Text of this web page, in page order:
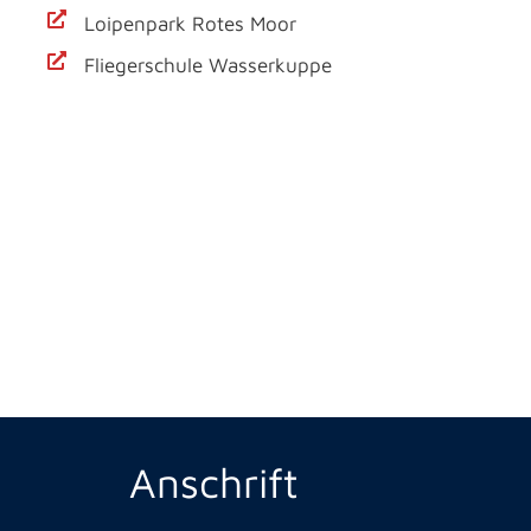
Loipenpark Rotes Moor
Fliegerschule Wasserkuppe
Anschrift